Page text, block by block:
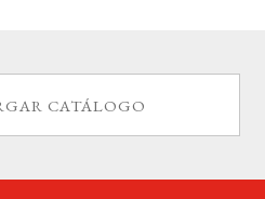
CATÁLOGO